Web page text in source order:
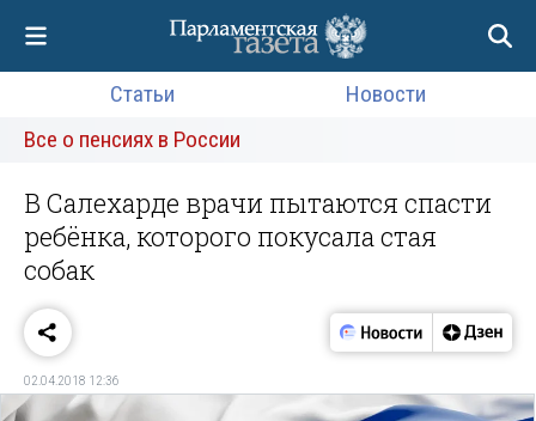
Статьи
Новости
Все о пенсиях в России
В Салехарде врачи пытаются спасти
ребёнка, которого покусала стая
собак
02.04.2018 12:36